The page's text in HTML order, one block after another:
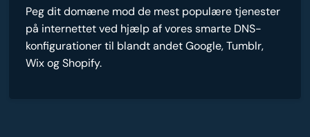
Peg dit domæne mod de mest populære tjenester
på internettet ved hjælp af vores smarte DNS-
konfigurationer til blandt andet Google, Tumblr,
Wix og Shopify.